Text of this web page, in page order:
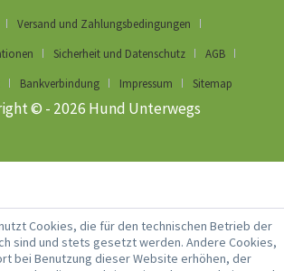
Versand und Zahlungsbedingungen
Sicherheit und Datenschutz
AGB
Bankverbindung Impressum Sitemap
© - 2026 Hund Unterwegs
Cookies, die für den technischen Betrieb der
sind und stets gesetzt werden. Andere Cookies,
bei Benutzung dieser Website erhöhen, der